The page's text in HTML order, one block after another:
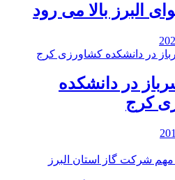
البرز بالا می رود
در دانشکده
کرج